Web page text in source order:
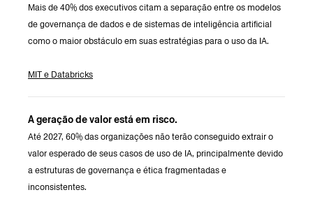
Mais de 40% dos executivos citam a separação entre os modelos
de governança de dados e de sistemas de inteligência artificial
como o maior obstáculo em suas estratégias para o uso da IA.
MIT e Databricks
A geração de valor está em risco.
Até 2027, 60% das organizações não terão conseguido extrair o
valor esperado de seus casos de uso de IA, principalmente devido
a estruturas de governança e ética fragmentadas e
inconsistentes.